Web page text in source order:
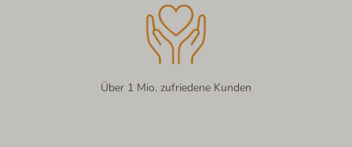
Über 1 Mio. zufriedene Kunden